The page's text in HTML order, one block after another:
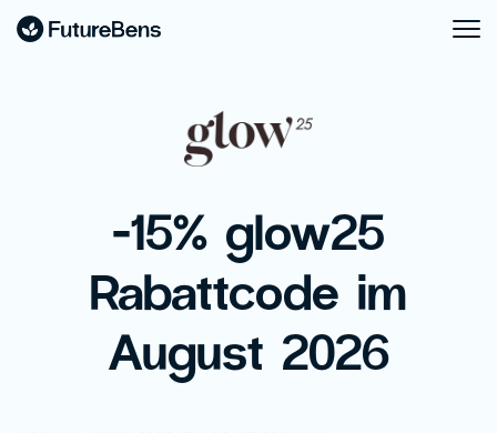
-15% glow25
Rabattcode im
August 2026